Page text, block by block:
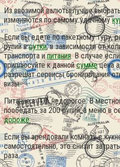
Из ввозимой валюты лучше
изменяются по самому удачному
Если вы едете по пакетному туру,
рупий всутки, в зависимости от
транспорта ипитания. В случае
приплюсуйте к даннойсуммецена
разрешат сервисы бронирования
визы.
Питание в ГОА недорогое. В
пообедать за 200 рупий, а меню в
дороже.
Если вы арендовали комнату с
самостоятельно, это снизит
раза.